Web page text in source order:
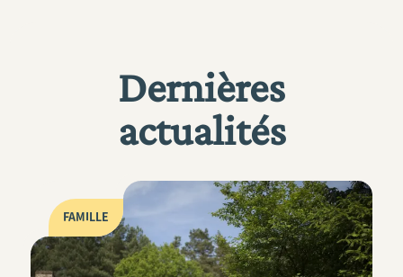
Dernières
actualités
FAMILLE